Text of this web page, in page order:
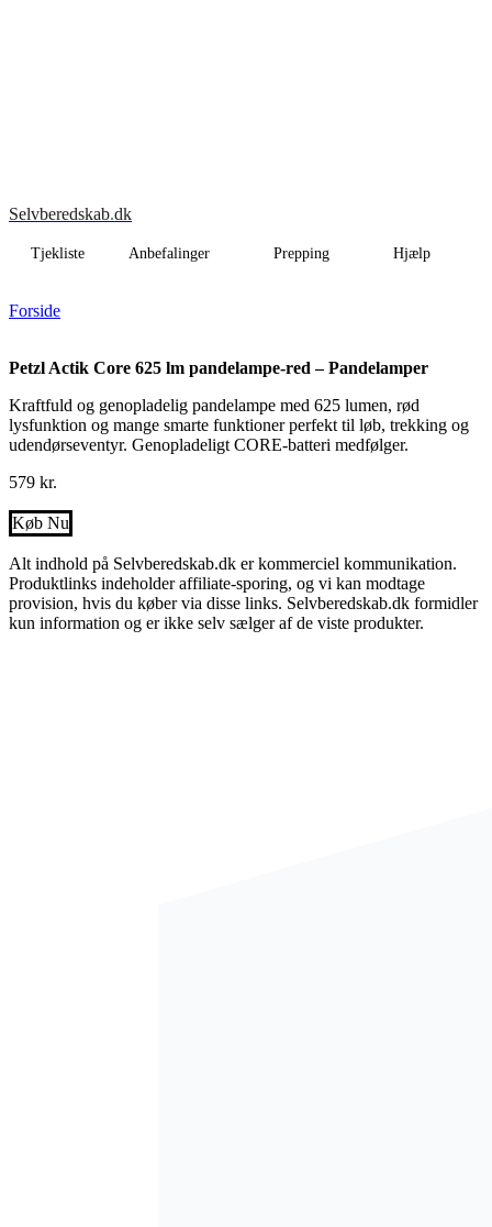
Selvberedskab.dk
Tjekliste Anbefalinger Prepping Hjælp
Forside
Petzl Actik Core 625 lm pandelampe-red – Pandelamper
Kraftfuld og genopladelig pandelampe med 625 lumen, rød
lysfunktion og mange smarte funktioner perfekt til løb, trekking og
udendørseventyr. Genopladeligt CORE-batteri medfølger.
579 kr.
Køb Nu
Alt indhold på Selvberedskab.dk er kommerciel kommunikation.
Produktlinks indeholder affiliate-sporing, og vi kan modtage
provision, hvis du køber via disse links. Selvberedskab.dk formidler
kun information og er ikke selv sælger af de viste produkter.